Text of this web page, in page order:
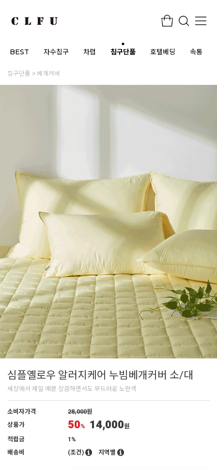
BEST 자수침구 차렵 침구단품 호텔베딩 속통
침구단품 베개커버
심플옐로우 알러지케어 누빔베개커버 소/대
세상에서 제일 예쁜 상큼하면서도 부드러운 노란색
소비자가격 28,000원
상품가
50% 14,000원
적립금
1%
배송비
(조건) 지역별